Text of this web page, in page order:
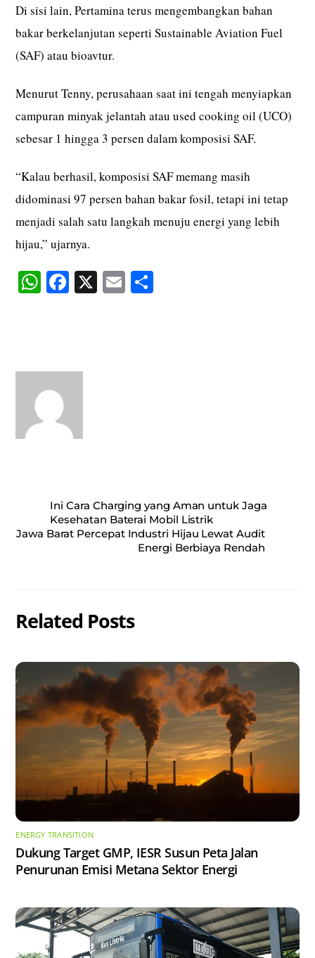
Di sisi lain, Pertamina terus mengembangkan bahan
bakar berkelanjutan seperti Sustainable Aviation Fuel
(SAF) atau bioavtur.
Menurut Tenny, perusahaan saat ini tengah menyiapkan
campuran minyak jelantah atau used cooking oil (UCO)
sebesar 1 hingga 3 persen dalam komposisi SAF.
“Kalau berhasil, komposisi SAF memang masih
didominasi 97 persen bahan bakar fosil, tetapi ini tetap
menjadi salah satu langkah menuju energi yang lebih
hijau,” ujarnya.
W
pp
Fa X E
Ini Cara Charging yang Aman untuk Jaga
Kesehatan Baterai Mobil Listrik
Jawa Barat Percepat Industri Hijau Lewat Audit
Energi Berbiaya Rendah
Related Posts
ENERGY TRANSITION
Dukung Target GMP, IESR Susun Peta Jalan
Penurunan Emisi Metana Sektor Energi